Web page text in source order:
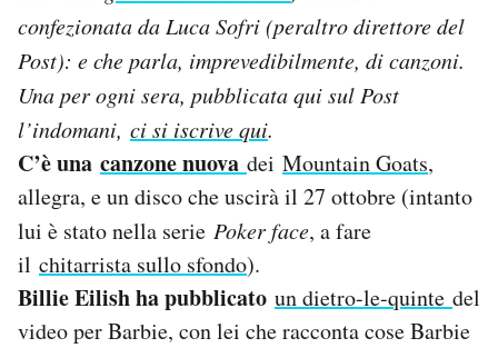
SHOP
CALENDARIO
AREA PERSONALE
Area Personale
Notifiche mobile
Regala il Post
Hai bisogno di aiuto?
confezionata da Luca Sofri (peraltro direttore del
Post): e che parla, imprevedibilmente, di canzoni.
Una per ogni sera, pubblicata qui sul Post
l’indomani, ci si iscrive qui.
C’è una canzone nuova dei Mountain Goats,
allegra, e un disco che uscirà il 27 ottobre (intanto
lui è stato nella serie Poker face, a fare
il chitarrista sullo sfondo).
Billie Eilish ha pubblicato un dietro-le-quinte del
video per Barbie, con lei che racconta cose Barbie